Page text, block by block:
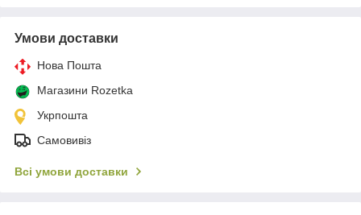
Умови доставки
Нова Пошта
Магазини Rozetka
Укрпошта
Самовивіз
Всі умови доставки